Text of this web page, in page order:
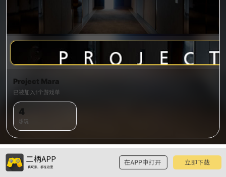
Project Mara
已被加入1个游戏单
4
想玩
游戏简介
全部
《Project Mara》是《地狱之刃》开发商Ninja Theory的一款新作，该作主打心
理战的冒险解密游戏。官方表示他们会根据真实的生活经历和深入的研究，尽可